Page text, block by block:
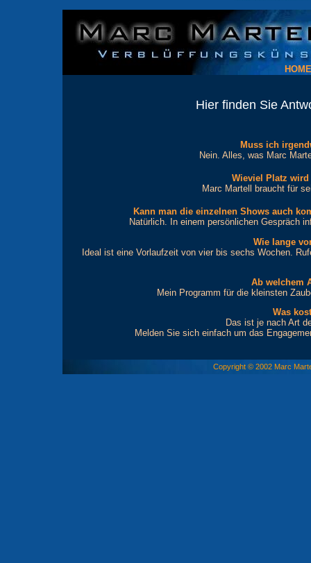
HOME
Hier finden Sie
Muss ich
Nein. Alles, was Marc
Wieviel Platz
Marc Martell braucht für
Kann man die einzelnen Shows auch
Natürlich. In einem persönlichen Gespräch
Wie lange
Ideal ist eine Vorlaufzeit von vier bis sechs Wochen.
Ab welchem
Mein Programm für die kleinsten
Was
Das ist je nach Art
Melden Sie sich einfach um das
Copyright © 2002 Marc